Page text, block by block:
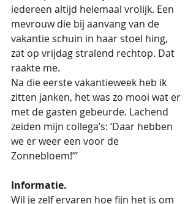
iedereen altijd helemaal vrolijk. Een
mevrouw die bij aanvang van de
vakantie schuin in haar stoel hing,
zat op vrijdag stralend rechtop. Dat
raakte me.
Na die eerste vakantieweek heb ik
zitten janken, het was zo mooi wat er
met de gasten gebeurde. Lachend
zeiden mijn collega’s: ‘Daar hebben
we er weer een voor de
Zonnebloem!’”
Informatie.
Wil je zelf ervaren hoe fijn het is om